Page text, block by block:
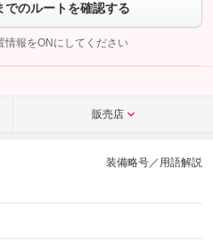
ップして問い合わせを
ら
でのルートを確認する
情報をONにしてください
販売店
装備略号／用語解説